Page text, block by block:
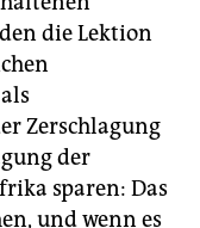
die Lektion
Zerschlagung
der
sparen: Das
und wenn es